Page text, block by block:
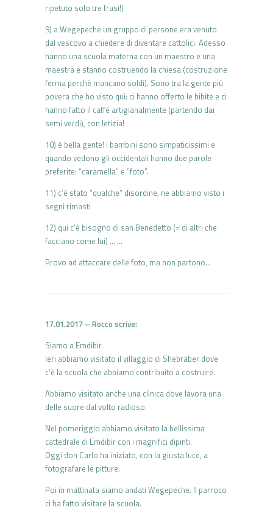
ripetuto solo tre frasi!)
9) a Wegepeche un gruppo di persone era venuto
dal vescovo a chiedere di diventare cattolici. Adesso
hanno una scuola materna con un maestro e una
maestra e stanno costruendo la chiesa (costruzione
ferma perché mancano soldi). Sono tra la gente più
povera che ho visto qui: ci hanno offerto le bibite e ci
hanno fatto il caffè artigianalmente (partendo dai
semi verdi), con letizia!
10) è bella gente! i bambini sono simpaticissimi e
quando vedono gli occidentali hanno due parole
preferite: “caramella” e “foto”.
11) c’è stato “qualche” disordine, ne abbiamo visto i
segni rimasti
12) qui c’è bisogno di san Benedetto (= di altri che
facciano come lui) … …
Provo ad attaccare delle foto, ma non partono…
17.01.2017 – Rocco scrive:
Siamo a Emdibir.
Ieri abbiamo visitato il villaggio di Shebraber dove
c’è la scuola che abbiamo contribuito a costruire.
Abbiamo visitato anche una clinica dove lavora una
delle suore dal volto radioso.
Nel pomeriggio abbiamo visitato la bellissima
cattedrale di Emdibir con i magnifici dipinti.
Oggi don Carlo ha iniziato, con la giusta luce, a
fotografare le pitture.
Poi in mattinata siamo andati Wegepeche. Il parroco
ci ha fatto visitare la scuola.